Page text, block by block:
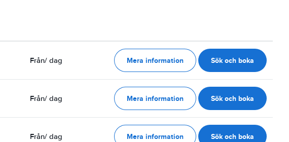
Från/ dag Mera information Sök och boka
Från/ dag Mera information Sök och boka
Från/ dag Mera information Sök och boka